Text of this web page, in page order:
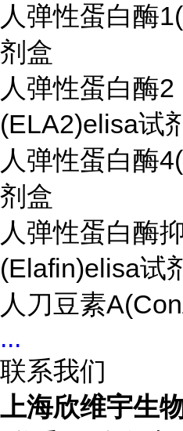
人弹性蛋白酶
剂盒
人弹性蛋白酶
(ELA2)elisa试
人弹性蛋白酶
剂盒
人弹性蛋白酶
(Elafin)elisa试
人刀豆素
...
联系我们
上海欣维宇生